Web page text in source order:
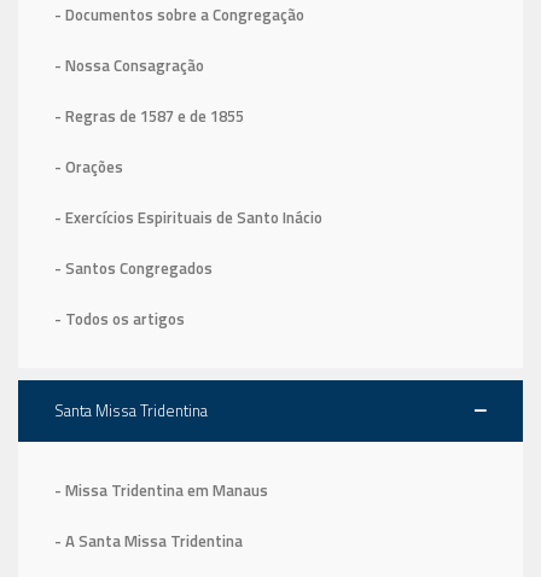
- Documentos sobre a Congregação
- Nossa Consagração
- Regras de 1587 e de 1855
- Orações
- Exercícios Espirituais de Santo Inácio
- Santos Congregados
- Todos os artigos
Santa Missa Tridentina
- Missa Tridentina em Manaus
- A Santa Missa Tridentina